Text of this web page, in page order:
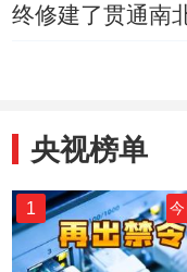
终修建了贯通南
央视榜单
1 今